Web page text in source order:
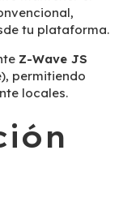
tu plataforma.
Z-Wave JS
permitiendo
locales.